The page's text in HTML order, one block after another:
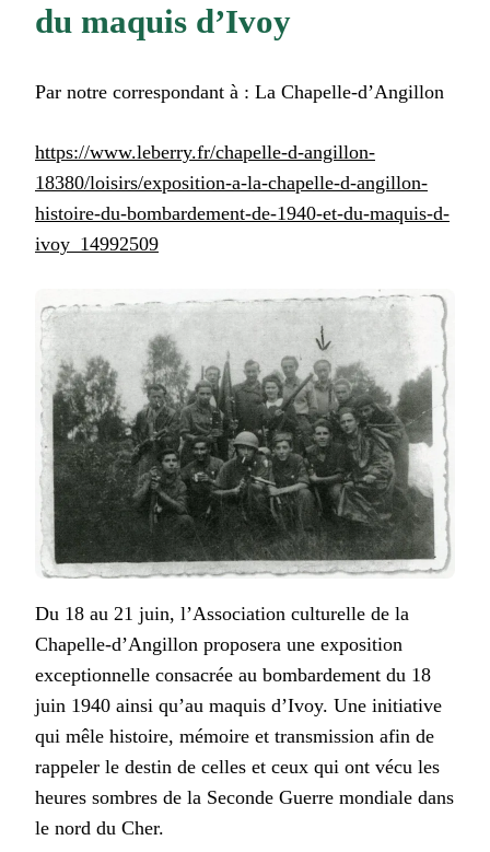
du maquis d’Ivoy
Par notre correspondant à : La Chapelle-d’Angillon
https://www.leberry.fr/chapelle-d-angillon-
18380/loisirs/exposition-a-la-chapelle-d-angillon-
histoire-du-bombardement-de-1940-et-du-maquis-d-
ivoy_14992509
Du 18 au 21 juin, l’Association culturelle de la
Chapelle-d’Angillon proposera une exposition
exceptionnelle consacrée au bombardement du 18
juin 1940 ainsi qu’au maquis d’Ivoy. Une initiative
qui mêle histoire, mémoire et transmission afin de
rappeler le destin de celles et ceux qui ont vécu les
heures sombres de la Seconde Guerre mondiale dans
le nord du Cher.